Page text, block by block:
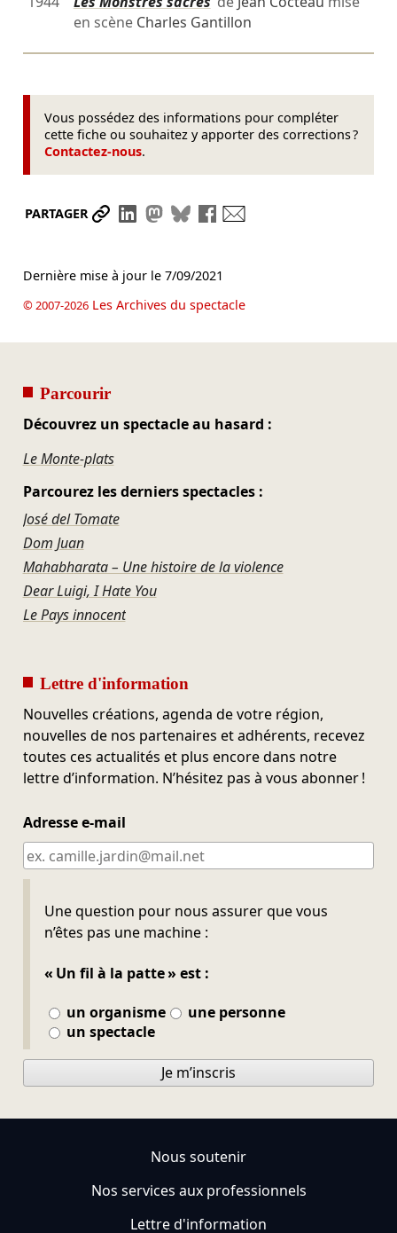
en scène Charles Gantillon
Vous possédez des informations pour compléter
cette fiche ou souhaitez y apporter des corrections ?
Contactez-nous.
PARTAGER Partager le lien
Partager sur LinkedIn
Partager sur Mastodon
Partager sur Bluesky
Partager sur Facebook
Dernière mise à jour le 7/09/2021
© 2007-2026Les Archives du spectacle
Parcourir
Découvrez un spectacle au hasard :
Le Monte-plats
Parcourez les derniers spectacles :
José del Tomate
Dom Juan
Mahabharata – Une histoire de la violence
Dear Luigi, I Hate You
Le Pays innocent
Lettre d'information
Nouvelles créations, agenda de votre région,
nouvelles de nos partenaires et adhérents, recevez
toutes ces actualités et plus encore dans notre
lettre d’information. N’hésitez pas à vous abonner !
Adresse e-mail
Une question pour nous assurer que vous
n’êtes pas une machine :
« Un fil à la patte » est :
un organisme
une personne
un spectacle
Ne pas remplir
Je m’inscris
Nous soutenir
Nos services aux professionnels
Lettre d'information